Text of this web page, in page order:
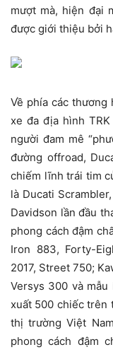
mượt mà, hiện đại
được giới thiệu bởi
Về phía các thương
xe đa địa hình
người đam mê
đường offroad,
chiếm lĩnh trái tim
là Ducati
Davidson lần đầu
phong cách đậm
Iron 883, Forty-
2017, Street 750;
Versys 300 và
xuất 500 chiếc trên
thị trường Việt
phong cách đậm